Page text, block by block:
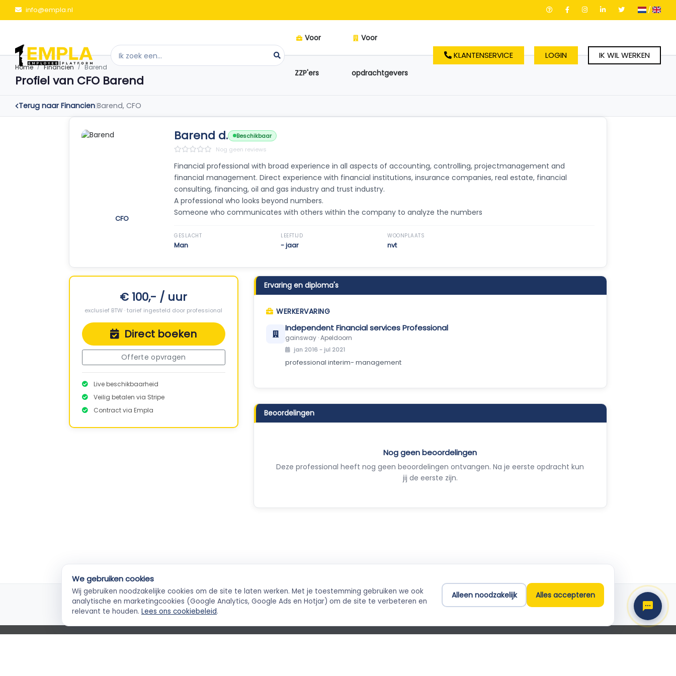
info@empla.nl /
Voor
ZZP'ers
Voor
opdrachtgevers
KLANTENSERVICE LOGIN IK WIL WERKEN
Home Financien Barend
Profiel van CFO Barend
Terug naar Financien|Barend, CFO
CFO
Barend d.
Beschikbaar
Nog geen reviews
Financial professional with broad experience in all aspects of accounting, controlling, projectmanagement and
financial management. Direct experience with financial institutions, insurance companies, real estate, financial
consulting, financing, oil and gas industry and trust industry.
A professional who looks beyond numbers.
Someone who communicates with others within the company to analyze the numbers
GESLACHT
Man
LEEFTIJD
- jaar
WOONPLAATS
nvt
€ 100,- / uur
exclusief BTW · tarief ingesteld door professional
Direct boeken
Offerte opvragen
Live beschikbaarheid
Veilig betalen via Stripe
Contract via Empla
Ervaring en diploma's
WERKERVARING
Independent Financial services Professional
gainsway · Apeldoorn
jan 2016 - jul 2021
professional interim- management
Beoordelingen
Nog geen beoordelingen
Deze professional heeft nog geen beoordelingen ontvangen. Na je eerste opdracht kun
jij de eerste zijn.
KvK-geverifieerd
Elke ZZP'er gecheckt
Veilig betalen
Betaling via Stripe
Direct boekbaar
Support
info@empla.nl
We gebruiken cookies
Wij gebruiken noodzakelijke cookies om de site te laten werken. Met je toestemming gebruiken we ook
analytische en marketingcookies (Google Analytics, Google Ads en Hotjar) om de site te verbeteren en
relevant te houden. Lees ons cookiebeleid.
Alleen noodzakelijk Alles accepteren